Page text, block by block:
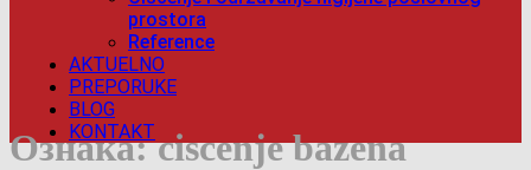
prostora
Reference
AKTUELNO
PREPORUKE
BLOG
KONTAKT
Ознака:ciscenje bazena